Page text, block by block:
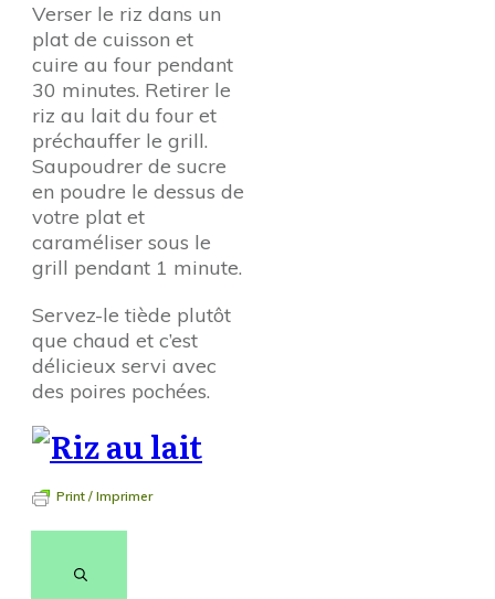
Verser le riz dans un
plat de cuisson et
cuire au four pendant
30 minutes. Retirer le
riz au lait du four et
préchauffer le grill.
Saupoudrer de sucre
en poudre le dessus de
votre plat et
caraméliser sous le
grill pendant 1 minute.
Servez-le tiède plutôt
que chaud et c’est
délicieux servi avec
des poires pochées.
Print / Imprimer